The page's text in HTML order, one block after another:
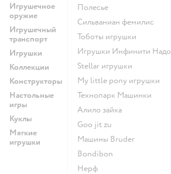
Игрушечное
оружие
Игрушечный
транспорт
Игрушки
Коллекции
Конструкторы
Настольные
игры
Куклы
Мягкие
игрушки
Полесье
Сильваниан фемилис
Тоботы игрушки
Игрушки Инфинити Надо
Stellar игрушки
my little pony игрушки
Технопарк Машинки
Алило зайка
Goo jit zu
Машины Bruder
Bondibon
Нерф